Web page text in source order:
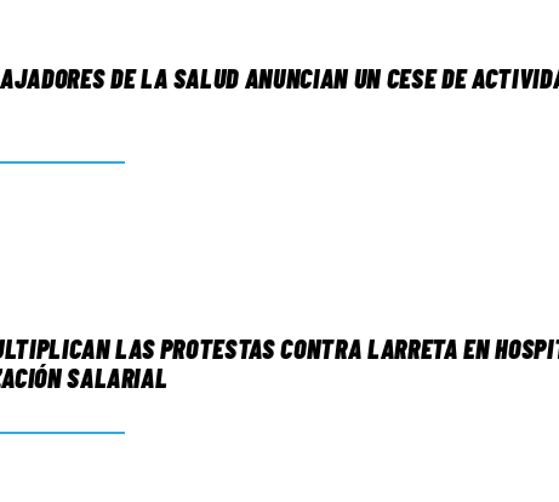
DE LA SALUD ANUNCIAN UN CESE DE
LAS PROTESTAS CONTRA LARRETA EN
SALARIAL